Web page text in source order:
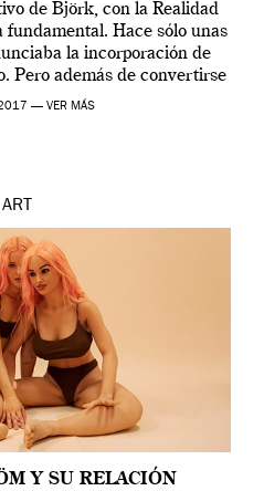
de Björk, con la Realidad
Hace sólo unas
la incorporación de
Pero además de convertirse
más relevantes […]
— VER MÁS
ART
Y SU RELACIÓN